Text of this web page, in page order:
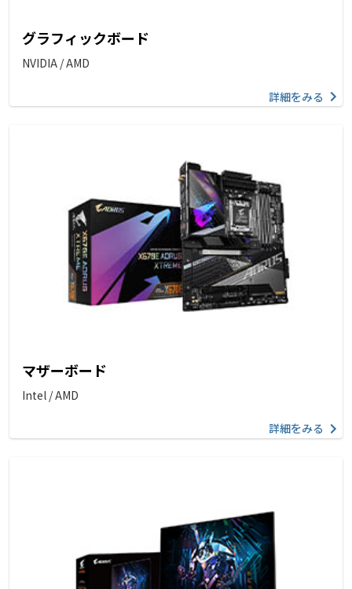
グラフィックボード
NVIDIA / AMD
詳細をみる
マザーボード
Intel / AMD
詳細をみる